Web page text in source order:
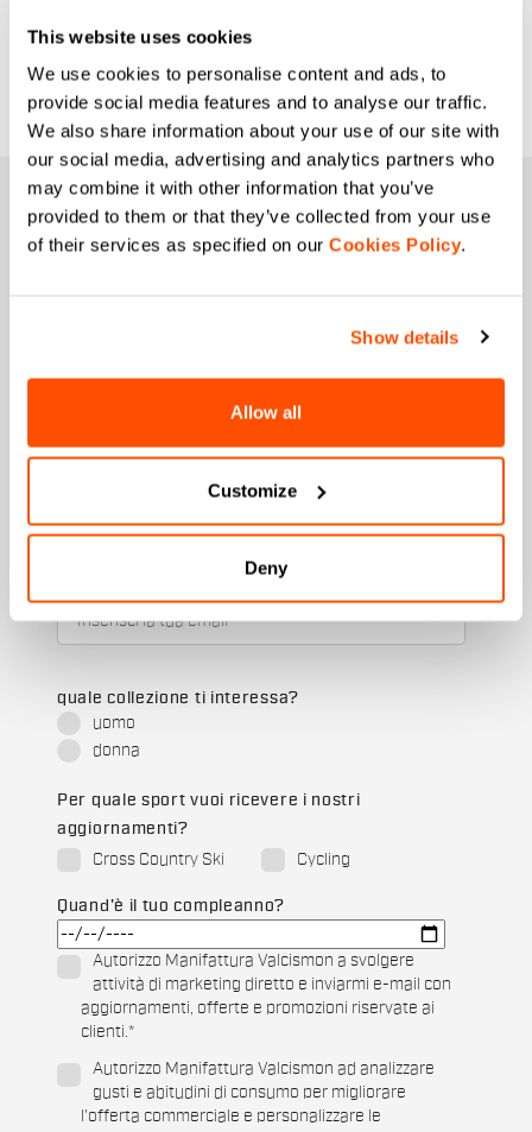
This website uses cookies
We use cookies to personalise content and ads, to
provide social media features and to analyse our traffic.
We also share information about your use of our site with
our social media, advertising and analytics partners who
may combine it with other information that you’ve
provided to them or that they’ve collected from your use
of their services as specified on our Cookies Policy.
Show details
Allow all
Customize
Deny
UNISCITI ALLA SPORTFUL FAMILY
+ Ricevi il 15% sul tuo prossimo ordine
+ Resta aggiornato sulle novità.
quale collezione ti interessa?
uomo
donna
Per quale sport vuoi ricevere i nostri
aggiornamenti?
Cross Country Ski
Cycling
Quand'è il tuo compleanno?
Autorizzo Manifattura Valcismon a svolgere
attività di marketing diretto e inviarmi e-mail con
aggiornamenti, offerte e promozioni riservate ai
clienti.*
Autorizzo Manifattura Valcismon ad analizzare
gusti e abitudini di consumo per migliorare
l'offerta commerciale e personalizzare le